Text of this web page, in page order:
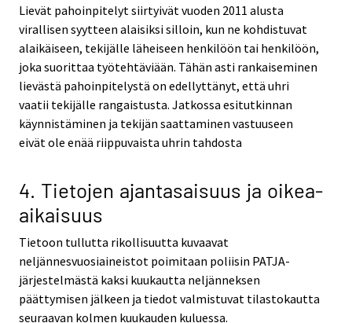
Lievät pahoinpitelyt siirtyivät vuoden 2011 alusta
virallisen syytteen alaisiksi silloin, kun ne kohdistuvat
alaikäiseen, tekijälle läheiseen henkilöön tai henkilöön,
joka suorittaa työtehtäviään. Tähän asti rankaiseminen
lievästä pahoinpitelystä on edellyttänyt, että uhri
vaatii tekijälle rangaistusta. Jatkossa esitutkinnan
käynnistäminen ja tekijän saattaminen vastuuseen
eivät ole enää riippuvaista uhrin tahdosta
4. Tietojen ajantasaisuus ja oikea-
aikaisuus
Tietoon tullutta rikollisuutta kuvaavat
neljännesvuosiaineistot poimitaan poliisin PATJA-
järjestelmästä kaksi kuukautta neljänneksen
päättymisen jälkeen ja tiedot valmistuvat tilastokautta
seuraavan kolmen kuukauden kuluessa.